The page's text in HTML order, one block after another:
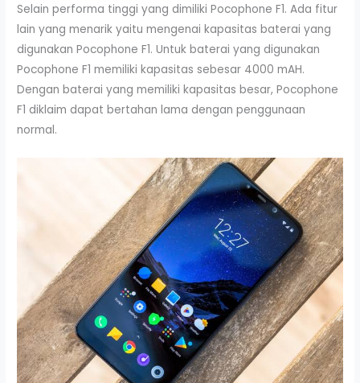
Selain performa tinggi yang dimiliki Pocophone F1. Ada fitur
lain yang menarik yaitu mengenai kapasitas baterai yang
digunakan Pocophone F1. Untuk baterai yang digunakan
Pocophone F1 memiliki kapasitas sebesar 4000 mAH.
Dengan baterai yang memiliki kapasitas besar, Pocophone
F1 diklaim dapat bertahan lama dengan penggunaan
normal.